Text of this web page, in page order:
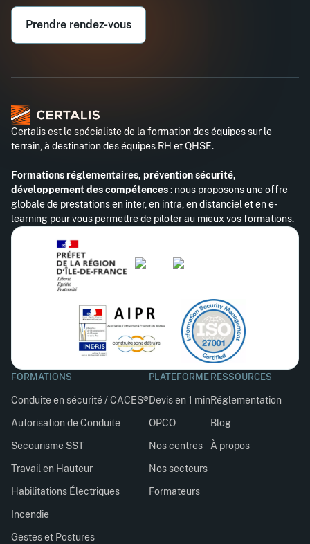
Téléphone professionnel*
Prendre rendez-vous
Certalis est le spécialiste de la formation des équipes sur le
terrain, à destination des équipes RH et QHSE.
Formations réglementaires, prévention sécurité,
développement des compétences: nous proposons une offre
globale de prestations en inter, en intra, en distanciel et en e-
learning pour vous permettre de piloter au mieux vos formations.
FORMATIONS
Conduite en sécurité / CACES®
Autorisation de Conduite
Secourisme SST
Travail en Hauteur
Habilitations Électriques
Incendie
Gestes et Postures
PLATEFORME
Devis en 1 min
OPCO
Nos centres
Nos secteurs
Formateurs
RESSOURCES
Réglementation
Blog
À propos